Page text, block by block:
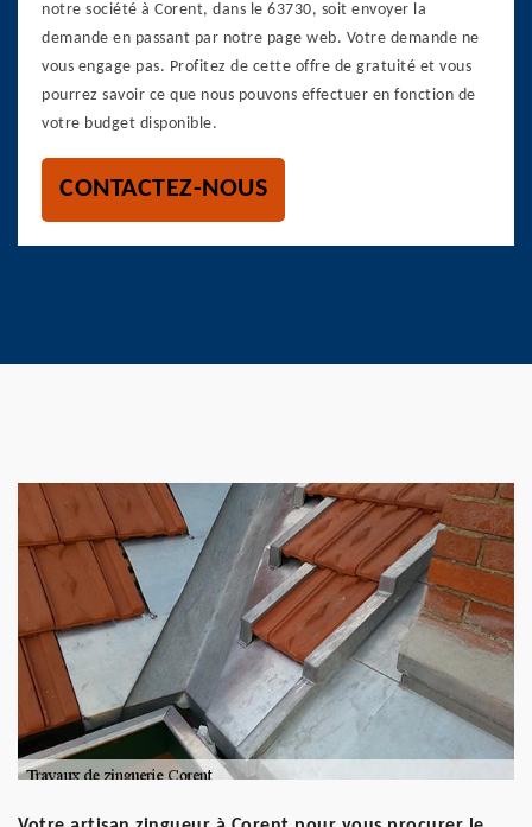
notre société à Corent, dans le 63730, soit envoyer la
demande en passant par notre page web. Votre demande ne
vous engage pas. Profitez de cette offre de gratuité et vous
pourrez savoir ce que nous pouvons effectuer en fonction de
votre budget disponible.
CONTACTEZ-NOUS